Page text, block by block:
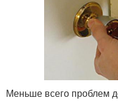
Меньше всего проблем